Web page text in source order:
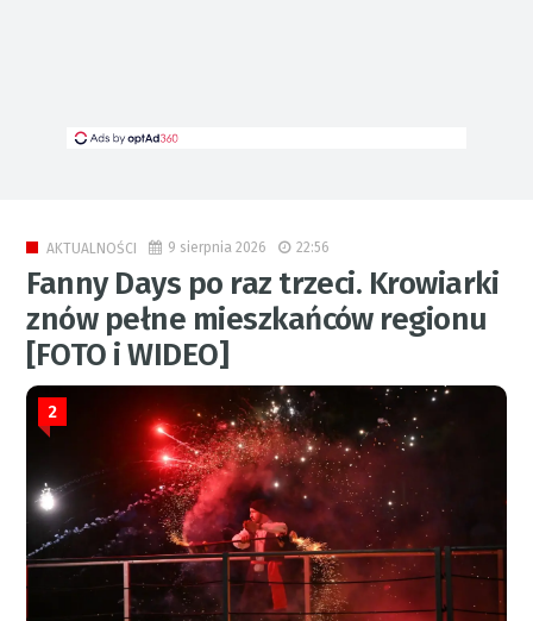
AKTUALNOŚCI 9 sierpnia 2026 22:56
Fanny Days po raz trzeci. Krowiarki
znów pełne mieszkańców regionu
[FOTO i WIDEO]
2